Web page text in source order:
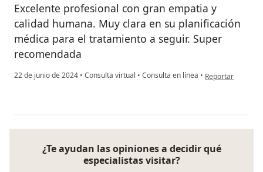
Excelente profesional con gran empatia y
calidad humana. Muy clara en su planificación
médica para el tratamiento a seguir. Super
recomendada
22 de junio de 2024 • Consulta virtual • Consulta en línea • en opinión del
Reportar
¿Te ayudan las opiniones a decidir qué
especialistas visitar?